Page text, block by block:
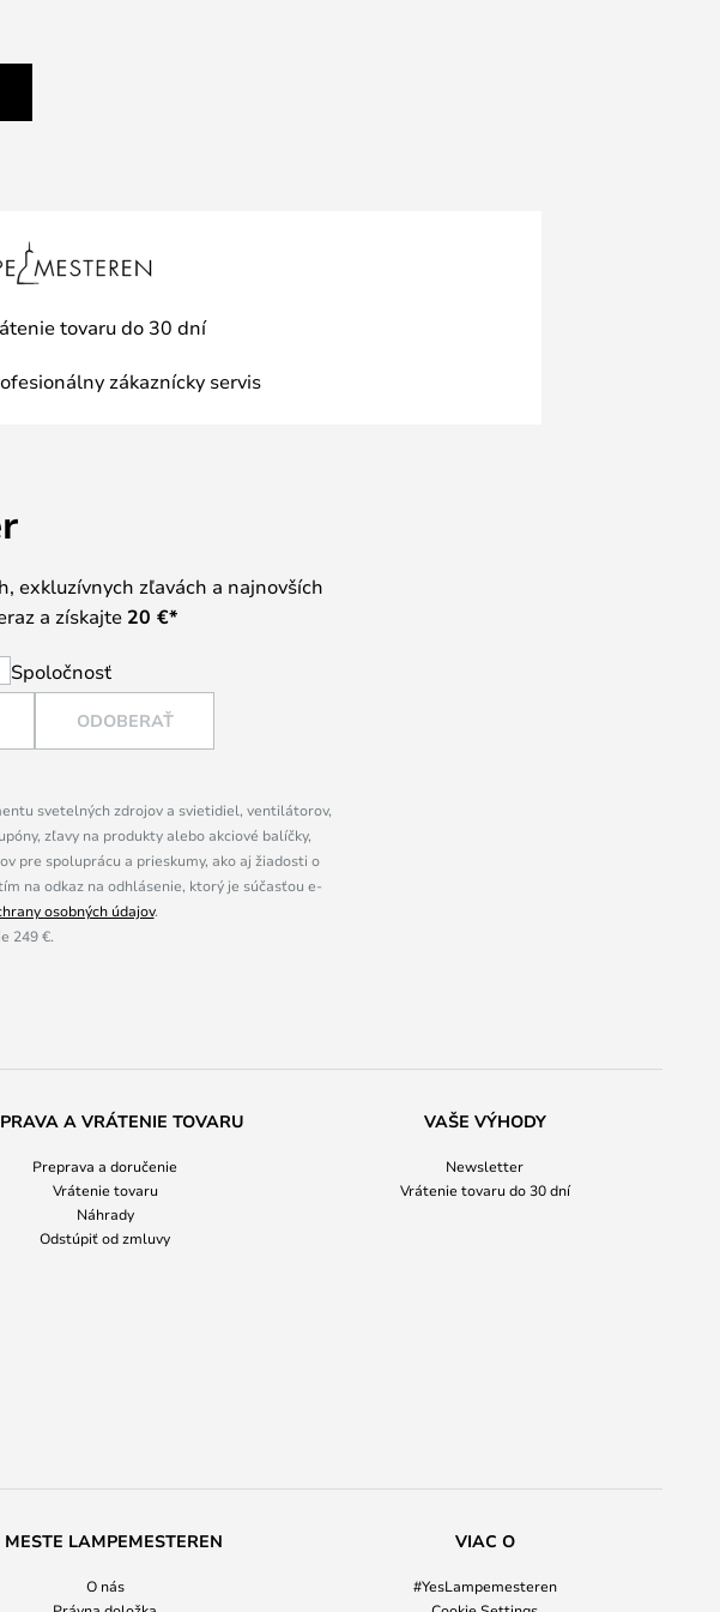
tovaru do 30 dní
zákaznícky servis
exkluzívnych zľavách a najnovších
a získajte 20 €*
Spoločnosť
ODOBERAŤ
svetelných zdrojov a svietidiel, ventilátorov,
zľavy na produkty alebo akciové balíčky,
pre spoluprácu a prieskumy, ako aj žiadosti o
na odkaz na odhlásenie, ktorý je súčasťou e-
osobných údajov.
249 €.
A VRÁTENIE TOVARU
Preprava a doručenie
Vrátenie tovaru
Náhrady
Odstúpiť od zmluvy
VAŠE VÝHODY
Newsletter
Vrátenie tovaru do 30 dní
MESTE LAMPEMESTEREN
O nás
VIAC O
#YesLampemesteren